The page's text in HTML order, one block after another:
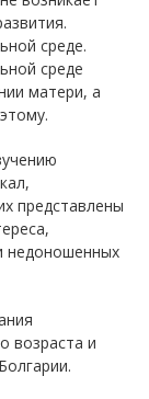
среде.
среде
матери, а
представлены
недоношенных
возраста и